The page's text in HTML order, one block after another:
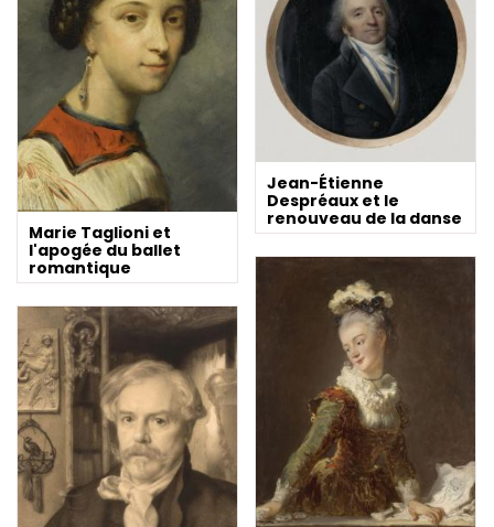
Marie Taglioni et
l'apogée du ballet
romantique
Jean-Étienne
Despréaux et le
renouveau de la danse